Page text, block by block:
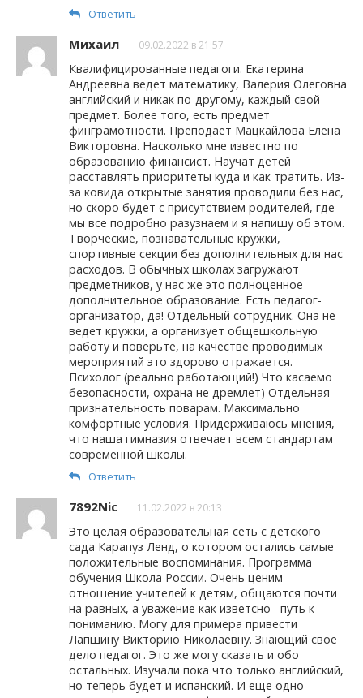
Ответить
Михаил 09.02.2022 в 21:57
Квалифицированные педагоги. Екатерина
Андреевна ведет математику, Валерия Олеговна
английский и никак по-другому, каждый свой
предмет. Более того, есть предмет
финграмотности. Преподает Мацкайлова Елена
Викторовна. Насколько мне известно по
образованию финансист. Научат детей
расставлять приоритеты куда и как тратить. Из-
за ковида открытые занятия проводили без нас,
но скоро будет с присутствием родителей, где
мы все подробно разузнаем и я напишу об этом.
Творческие, познавательные кружки,
спортивные секции без дополнительных для нас
расходов. В обычных школах загружают
предметников, у нас же это полноценное
дополнительное образование. Есть педагог-
организатор, да! Отдельный сотрудник. Она не
ведет кружки, а организует общешкольную
работу и поверьте, на качестве проводимых
мероприятий это здорово отражается.
Психолог (реально работающий!) Что касаемо
безопасности, охрана не дремлет) Отдельная
признательность поварам. Максимально
комфортные условия. Придерживаюсь мнения,
что наша гимназия отвечает всем стандартам
современной школы.
Ответить
7892Nic 11.02.2022 в 20:13
Это целая образовательная сеть с детского
сада Карапуз Ленд, о котором остались самые
положительные воспоминания. Программа
обучения Школа России. Очень ценим
отношение учителей к детям, общаются почти
на равных, а уважение как изветсно– путь к
пониманию. Могу для примера привести
Лапшину Викторию Николаевну. Знающий свое
дело педагог. Это же могу сказать и обо
остальных. Изучали пока что только английский,
но теперь будет и испанский. И еще одно